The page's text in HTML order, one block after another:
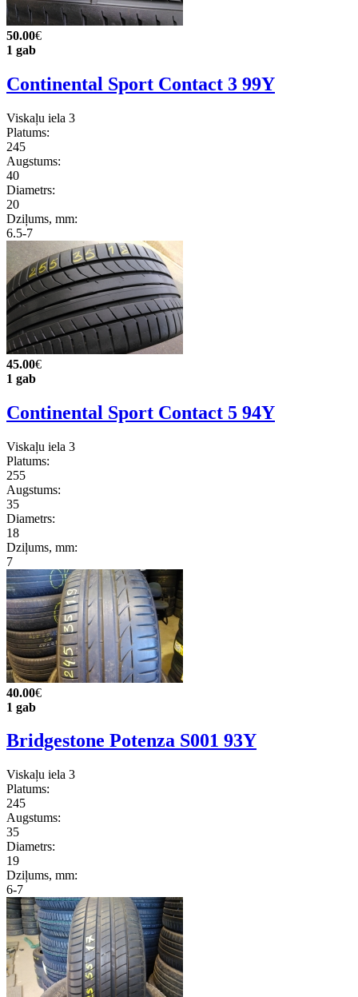
50.00€
1 gab
Continental Sport Contact 3 99Y
Viskaļu iela 3
Platums:
245
Augstums:
40
Diametrs:
20
Dziļums, mm:
6.5-7
45.00€
1 gab
Continental Sport Contact 5 94Y
Viskaļu iela 3
Platums:
255
Augstums:
35
Diametrs:
18
Dziļums, mm:
7
40.00€
1 gab
Bridgestone Potenza S001 93Y
Viskaļu iela 3
Platums:
245
Augstums:
35
Diametrs:
19
Dziļums, mm:
6-7